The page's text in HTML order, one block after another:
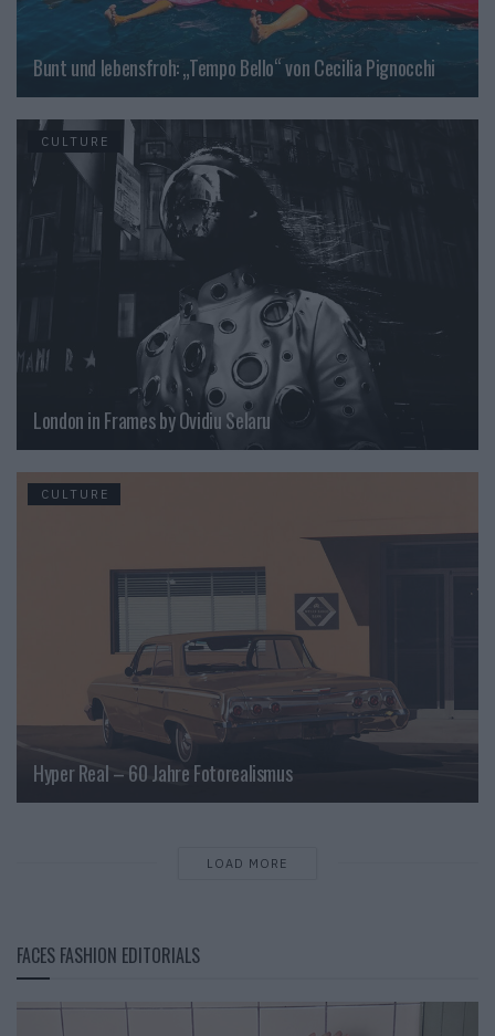
Bunt und lebensfroh: „Tempo Bello“ von Cecilia Pignocchi
CULTURE
London in Frames by Ovidiu Selaru
CULTURE
Hyper Real – 60 Jahre Fotorealismus
LOAD MORE
FACES FASHION EDITORIALS